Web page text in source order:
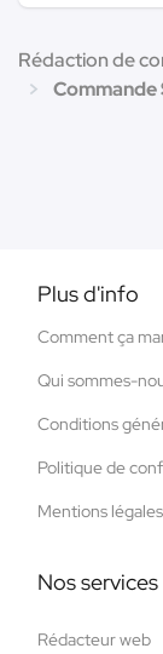
Rédaction de
Commande
Plus d'info
Comment ça
Qui sommes-
Conditions
Politique de
Mentions légales
Nos services
Rédacteur web